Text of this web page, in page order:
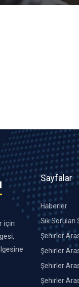
için
Sayfalar
Haberler
Sık Sorulan
Şehirler
Şehirler
Şehirler
Şehirler